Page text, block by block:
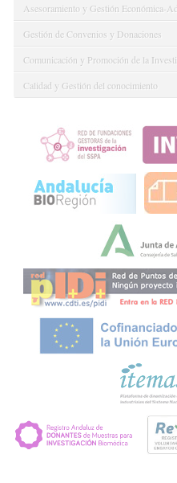
Asesoramiento y Gestión Económica-
Gestión de Convenios y Donaciones
Comunicación y Promoción de la
Calidad y Gestión del conocimiento